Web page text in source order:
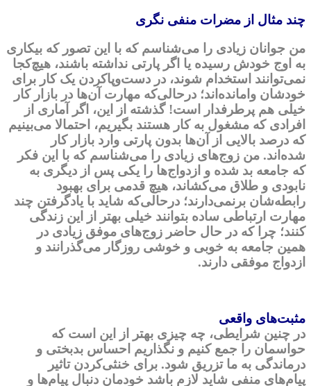
چند مثال از مضرات منفی نگری
من جوانان زیادی را می‌شناسم که با این تصور که بیکاری
به اوج خودش رسیده یا اگر پارتی نداشته باشند، هیچ‌کجا
نمی‌توانند استخدام شوند، در دست‌و‌پاکردن یک کار برای
خودشان وامانده‌اند؛ درحالی‌که مهارت آن‌ها در بازار کار
خیلی هم پرطرفدار است! گذشته از این، اگر آماری از
افرادی که مشغول به کار هستند بگیریم، احتمالا می‌بینیم
که درصد بالایی از آن‌ها بدون پارتی وارد بازار کار
شده‌اند. من زوج‌های زیادی را می‌شناسم که با این فکر
که جامعه بد شده و ازدواج‌ها را یکی پس از دیگری به
نابودی و طلاق می‌کشاند، هیچ قدمی برای بهبود
رابطه‌شان برنمی‌دارند؛ درحالی‌که شاید با یادگرفتن چند
مهارت ارتباطی ساده بتوانند خیلی بهتر از این زندگی
کنند؛ چرا که در حال‌ حاضر زوج‌های موفق زیادی در
همین جامعه به خوبی و خوشی روزگار می‌گذرانند و
ازدواج موفقی دارند.
مثبتهای واقعی
در چنین شرایطی، چه چیزی بهتر از این است که
حواسمان را جمع کنیم و نگذاریم احساس بدبختی و
درماندگی به ما تزریق شود. برای خنثی‌کردن تاثیر
پیام‌های منفی شاید لازم باشد خودمان دنبال پیام‌ها و